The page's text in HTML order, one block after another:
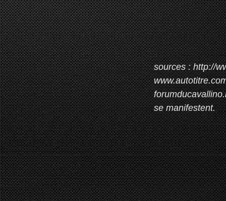
sources : http://
se manifestent.